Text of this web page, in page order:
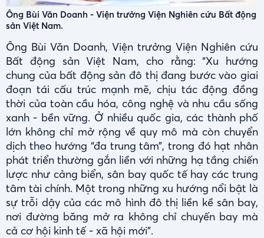
Ông Bùi Văn Doanh - Viện trưởng Viện Nghiên cứu Bất động
sản Việt Nam.
Ông Bùi Văn Doanh, Viện trưởng Viện Nghiên cứu
Bất động sản Việt Nam, cho rằng: “Xu hướng
chung của bất động sản đô thị đang bước vào giai
đoạn tái cấu trúc mạnh mẽ, chịu tác động đồng
thời của toàn cầu hóa, công nghệ và nhu cầu sống
xanh - bền vững. Ở nhiều quốc gia, các thành phố
lớn không chỉ mở rộng về quy mô mà còn chuyển
dịch theo hướng “đa trung tâm”, trong đó hạt nhân
phát triển thường gắn liền với những hạ tầng chiến
lược như cảng biển, sân bay quốc tế hay các trung
tâm tài chính. Một trong những xu hướng nổi bật là
sự trỗi dậy của các mô hình đô thị liền kề sân bay,
nơi đường băng mở ra không chỉ chuyến bay mà
cả cơ hội kinh tế - xã hội mới”.